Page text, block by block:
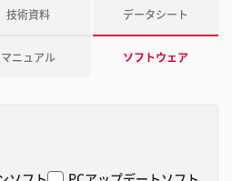
技術資料 データシート
マニュアル ソフトウェア